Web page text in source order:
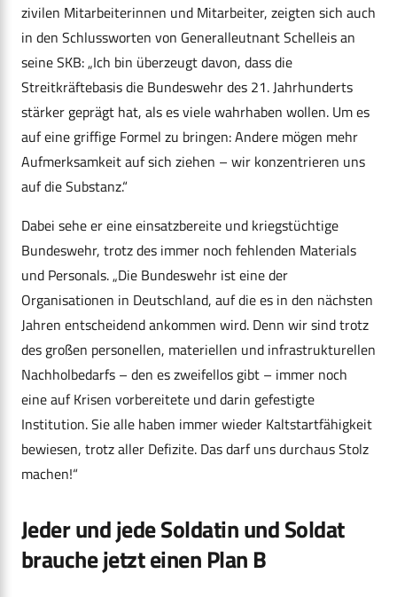
zivilen Mitarbeiterinnen und Mitarbeiter, zeigten sich auch
in den Schlussworten von Generalleutnant Schelleis an
seine SKB: „Ich bin überzeugt davon, dass die
Streitkräftebasis die Bundeswehr des 21. Jahrhunderts
stärker geprägt hat, als es viele wahrhaben wollen. Um es
auf eine griffige Formel zu bringen: Andere mögen mehr
Aufmerksamkeit auf sich ziehen – wir konzentrieren uns
auf die Substanz.“
Dabei sehe er eine einsatzbereite und kriegstüchtige
Bundeswehr, trotz des immer noch fehlenden Materials
und Personals. „Die Bundeswehr ist eine der
Organisationen in Deutschland, auf die es in den nächsten
Jahren entscheidend ankommen wird. Denn wir sind trotz
des großen personellen, materiellen und infrastrukturellen
Nachholbedarfs – den es zweifellos gibt – immer noch
eine auf Krisen vorbereitete und darin gefestigte
Institution. Sie alle haben immer wieder Kaltstartfähigkeit
bewiesen, trotz aller Defizite. Das darf uns durchaus Stolz
machen!“
Jeder und jede Soldatin und Soldat
brauche jetzt einen Plan B